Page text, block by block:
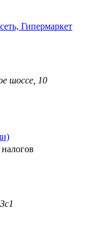
Гипермаркет
шоссе, 10